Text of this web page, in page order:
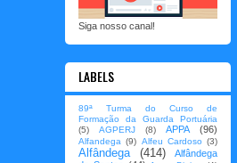
Siga nosso canal!
LABELS
89ª Turma do Curso de
Formação da Guarda Portuária
(5)
AGPERJ (8) APPA (96)
Alfandega (9) Alfeu Cardoso (3)
Alfândega (414)
Alfândega